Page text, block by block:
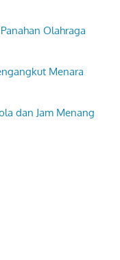
Olahraga
Menara
dan Jam Menang